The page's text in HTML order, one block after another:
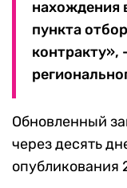
нахождения
пункта
контракту»,
Обновленный
через десять
опубликования